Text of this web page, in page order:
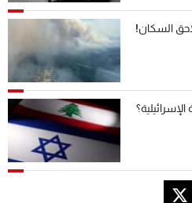
السكان!